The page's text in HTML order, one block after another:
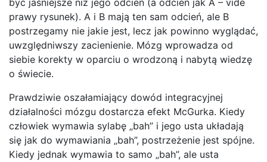
być jaśniejsze niż jego odcień (a odcień jak A – vide
prawy rysunek). A i B mają ten sam odcień, ale B
postrzegamy nie jakie jest, lecz jak powinno wyglądać,
uwzględniwszy zacienienie. Mózg wprowadza od
siebie korekty w oparciu o wrodzoną i nabytą wiedzę
o świecie.
Prawdziwie oszałamiający dowód integracyjnej
działalności mózgu dostarcza efekt McGurka. Kiedy
człowiek wymawia sylabę „bah” i jego usta układają
się jak do wymawiania „bah”, postrzeżenie jest spójne.
Kiedy jednak wymawia to samo „bah”, ale usta